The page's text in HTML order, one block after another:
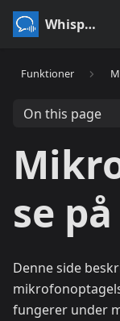
Whisperr
Funktioner
On this page
se
Denne side
fungerer under